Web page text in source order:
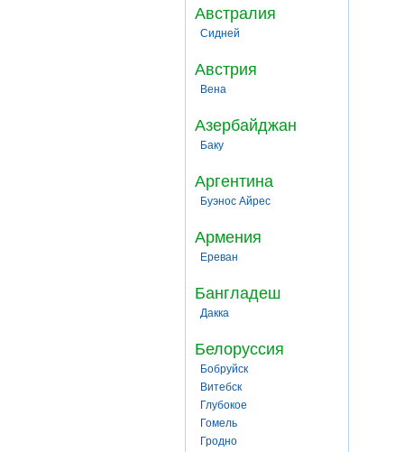
Австралия
Сидней
Австрия
Вена
Азербайджан
Баку
Аргентина
Буэнос Айрес
Армения
Ереван
Бангладеш
Дакка
Белоруссия
Бобруйск
Витебск
Глубокое
Гомель
Гродно